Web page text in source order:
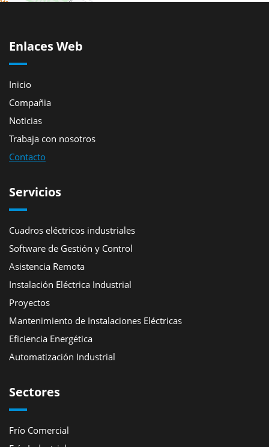
Enlaces Web
Inicio
Compañia
Noticias
Trabaja con nosotros
Contacto
Servicios
Cuadros eléctricos industriales
Software de Gestión y Control
Asistencia Remota
Instalación Eléctrica Industrial
Proyectos
Mantenimiento de Instalaciones Eléctricas
Eficiencia Energética
Automatización Industrial
Sectores
Frío Comercial